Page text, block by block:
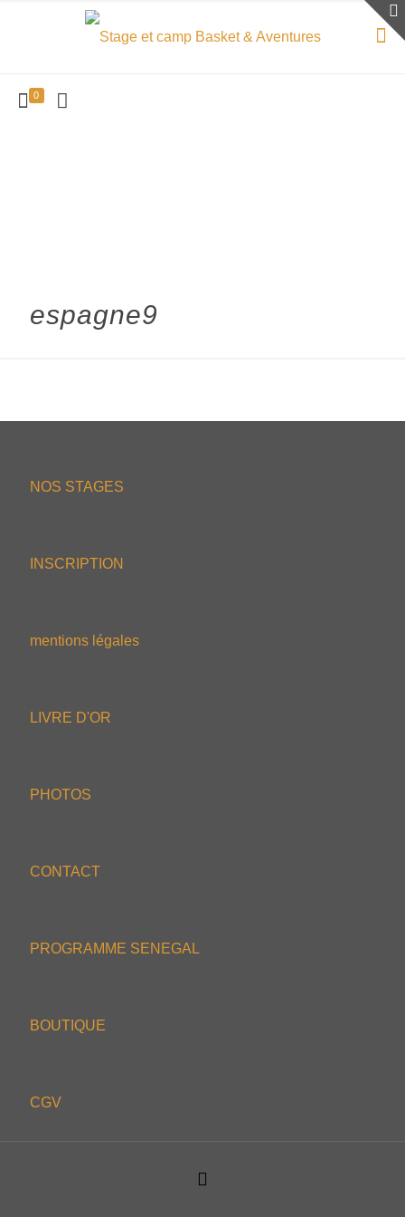
0
espagne9
NOS STAGES
INSCRIPTION
mentions légales
LIVRE D'OR
PHOTOS
CONTACT
PROGRAMME SENEGAL
BOUTIQUE
CGV